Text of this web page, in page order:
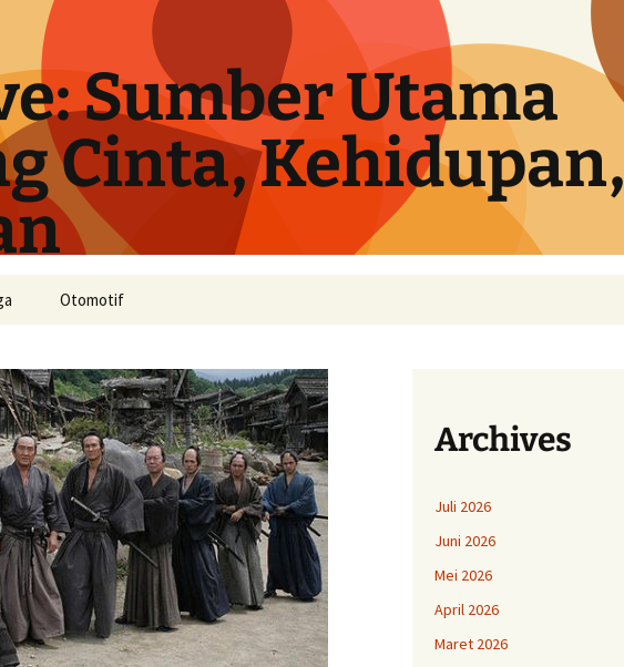
Sumber Utama
Cinta, Kehidupan,
Otomotif
Archives
Juli 2026
Juni 2026
Mei 2026
April 2026
Maret 2026